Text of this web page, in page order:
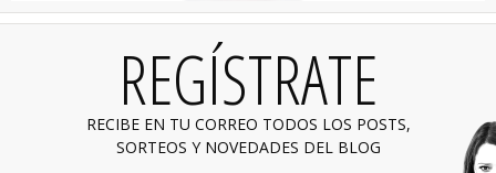
REGÍSTRATE
RECIBE EN TU CORREO TODOS LOS POSTS,
SORTEOS Y NOVEDADES DEL BLOG